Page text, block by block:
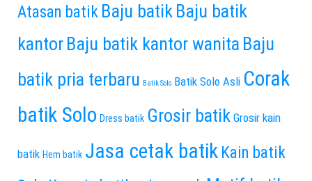
Atasan batik Baju batik Baju batik
kantor Baju batik kantor wanita Baju
batik pria terbaru Batik Solo Batik Solo Asli Corak
batik Solo Dress batik Grosir batik Grosir kain
batik Hem batik Jasa cetak batik Kain batik